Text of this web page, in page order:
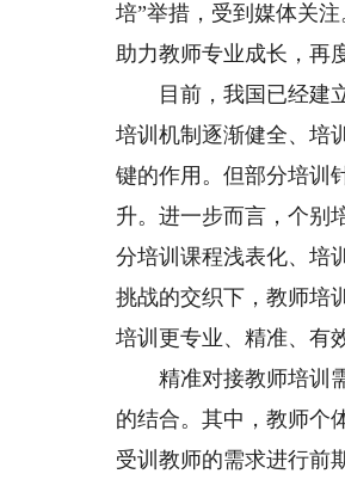
培”举措，受到媒体关
助力教师专业成长，再
目前，我国已经建立
培训机制逐渐健全、培
键的作用。但部分培训
升。进一步而言，个别
分培训课程浅表化、培
挑战的交织下，教师培
培训更专业、精准、有
精准对接教师培训需
的结合。其中，教师个
受训教师的需求进行前